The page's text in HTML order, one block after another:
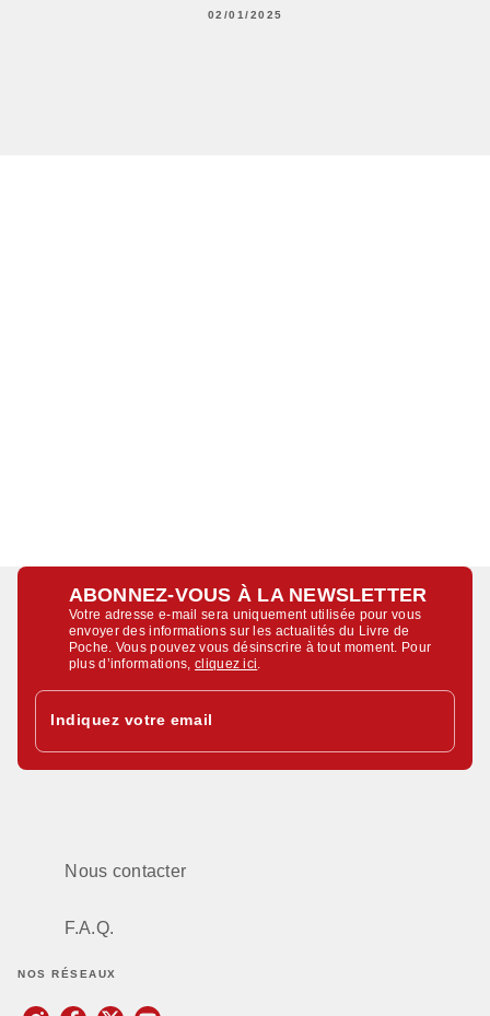
02/01/2025
ABONNEZ-VOUS À LA NEWSLETTER
Votre adresse e-mail sera uniquement utilisée pour vous
envoyer des informations sur les actualités du Livre de
Poche. Vous pouvez vous désinscrire à tout moment. Pour
plus d’informations,cliquez ici
Indiquez votre email
Nous contacter
F.A.Q.
NOS RÉSEAUX